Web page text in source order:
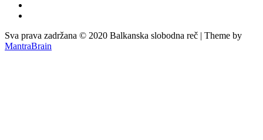
Sva prava zadržana © 2020 Balkanska slobodna reč | Theme by
MantraBrain